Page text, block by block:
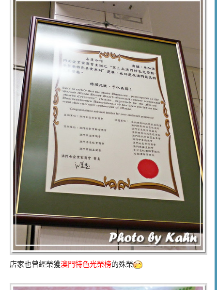
店家也曾經榮獲澳門特色光榮榜的殊榮